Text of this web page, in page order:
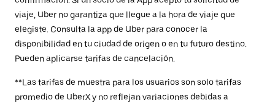
viaje, Uber no garantiza que llegue a la hora de viaje que
elegiste. Consulta la app de Uber para conocer la
disponibilidad en tu ciudad de origen o en tu futuro destino.
Pueden aplicarse tarifas de cancelación.
**Las tarifas de muestra para los usuarios son solo tarifas
promedio de UberX y no reflejan variaciones debidas a